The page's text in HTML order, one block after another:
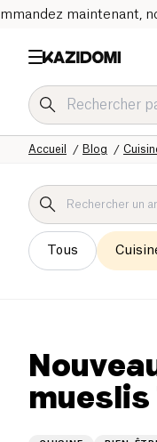
maintenant,
Blog
Accueil
Tous